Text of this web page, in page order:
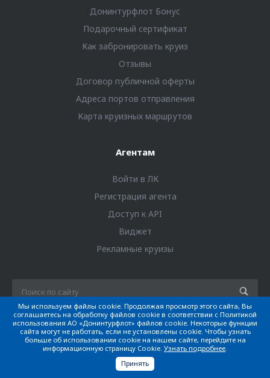
Донинтурфлот Бонус
Подарочный сертификат
Как забронировать круиз
Отзывы
Договор публичной оферты
Адреса портов отправления
Карта круизных маршрутов
Агентам
Войти в ЛК
Регистрация агента
Доступ к API
Виджет
Рекламные круизы
info@doninturflot.com
8 (800) 555-05-33
Мы используем файлы cookie. Продолжая просмотр этого сайта, Вы
соглашаетесь на обработку файлов cookie в соответствии с Политикой
использования АО «Донинтурфлот» файлов cookie. Некоторые функции
сайта могут не работать, если не установлены cookie. Чтобы узнать
больше об использовании cookie на нашем сайте, перейдите на
информационную страницу Cookie. Узнать подробнее.
Принять